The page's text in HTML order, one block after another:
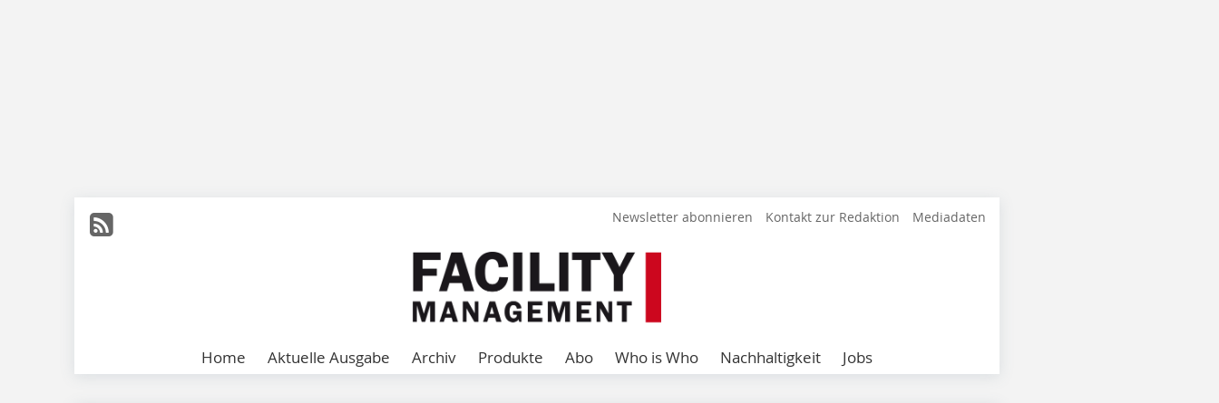
Newsletter abonnieren Kontakt zur Redaktion Mediadaten
Home Aktuelle Ausgabe Archiv Produkte Abo Who is Who Nachhaltigkeit Jobs